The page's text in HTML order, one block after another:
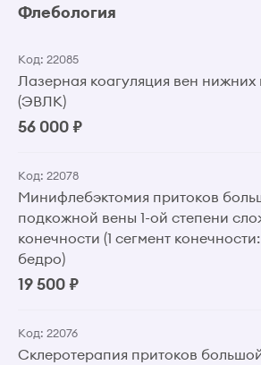
Флебология
Код: 22085
Лазерная коагуляция вен нижних
(ЭВЛК)
56 000 ₽
Код: 22078
Минифлебэктомия притоков
подкожной вены 1-ой степени
конечности (1 сегмент
бедро)
19 500 ₽
Код: 22076
Склеротерапия притоков